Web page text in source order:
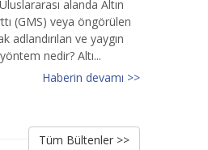
alanda Altın
(GMS) veya öngörülen
adlandırılan ve yaygın
nedir? Altı...
Haberin devamı >>
Tüm Bültenler >>